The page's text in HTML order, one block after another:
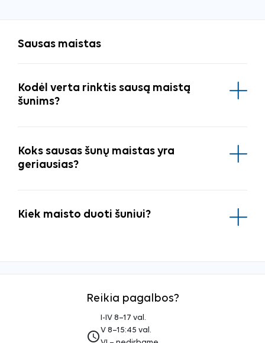
Sausas maistas
Kodėl verta rinktis sausą maistą
šunims?
Koks sausas šunų maistas yra
geriausias?
Kiek maisto duoti šuniui?
Reikia pagalbos?
access_time
I-IV 8–17 val.
V 8–15:45 val.